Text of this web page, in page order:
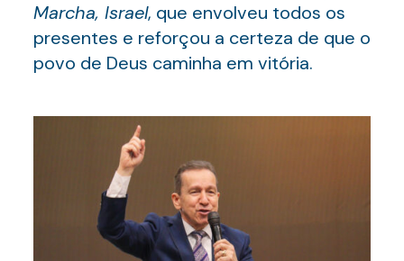
Marcha, Israel, que envolveu todos os
presentes e reforçou a certeza de que o
povo de Deus caminha em vitória.